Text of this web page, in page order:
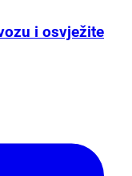
i osvježite